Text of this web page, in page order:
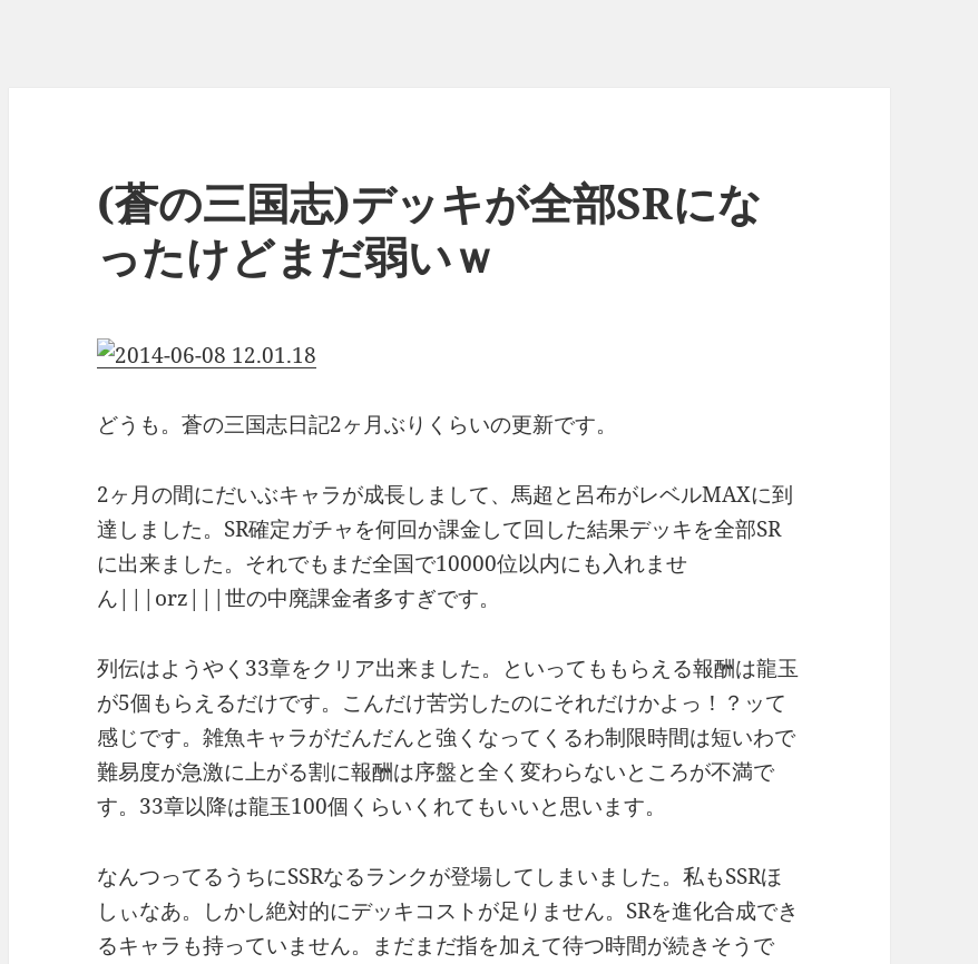
(蒼の三国志)デッキが全部SRにな
ったけどまだ弱いｗ
どうも。蒼の三国志日記2ヶ月ぶりくらいの更新です。
2ヶ月の間にだいぶキャラが成長しまして、馬超と呂布がレベルMAXに到
達しました。SR確定ガチャを何回か課金して回した結果デッキを全部SR
に出来ました。それでもまだ全国で10000位以内にも入れませ
ん|||orz|||世の中廃課金者多すぎです。
列伝はようやく33章をクリア出来ました。といってももらえる報酬は龍玉
が5個もらえるだけです。こんだけ苦労したのにそれだけかよっ！？ッて
感じです。雑魚キャラがだんだんと強くなってくるわ制限時間は短いわで
難易度が急激に上がる割に報酬は序盤と全く変わらないところが不満で
す。33章以降は龍玉100個くらいくれてもいいと思います。
なんつってるうちにSSRなるランクが登場してしまいました。私もSSRほ
しぃなあ。しかし絶対的にデッキコストが足りません。SRを進化合成でき
るキャラも持っていません。まだまだ指を加えて待つ時間が続きそうで